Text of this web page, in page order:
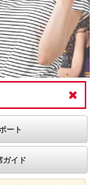
ート
ガイド